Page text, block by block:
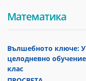
Математика
Вълшебното ключе:
целодневно
клас